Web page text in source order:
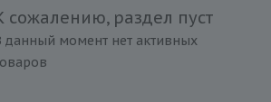
сожалению, раздел пуст
данный момент нет активных